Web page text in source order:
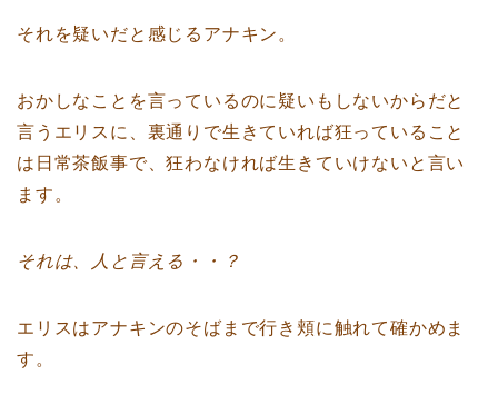
それを疑いだと感じるアナキン。
おかしなことを言っているのに疑いもしないからだと
言うエリスに、裏通りで生きていれば狂っていること
は日常茶飯事で、狂わなければ生きていけないと言い
ます。
それは、人と言える・・？
エリスはアナキンのそばまで行き頬に触れて確かめま
す。